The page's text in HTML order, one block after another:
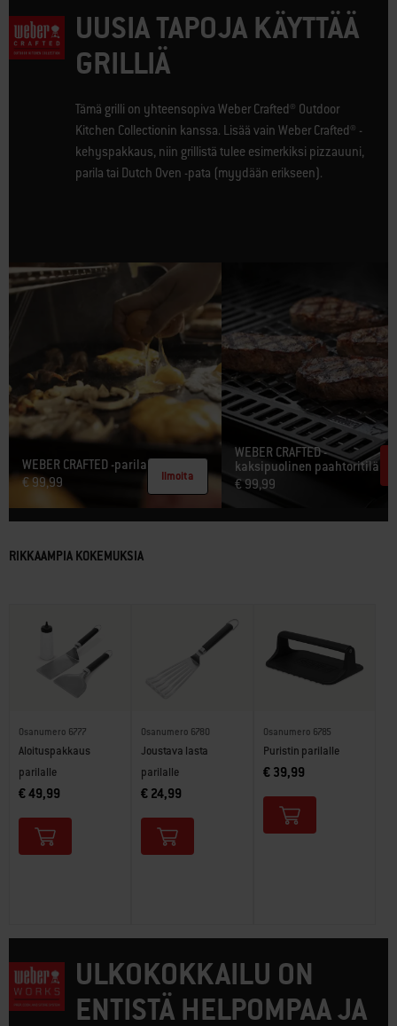
UUSIA TAPOJA KÄYTTÄÄ
GRILLIÄ
Tämä grilli on yhteensopiva Weber Crafted® Outdoor
Kitchen Collectionin kanssa. Lisää vain Weber Crafted® -
kehyspakkaus, niin grillistä tulee esimerkiksi pizzauuni,
parila tai Dutch Oven -pata (myydään erikseen).
WEBER CRAFTED -parila​
€ 99,99
Ilmoita
WEBER CRAFTED -
kaksipuolinen paahtoritilä​
€ 99,99
RIKKAAMPIA KOKEMUKSIA
Osanumero 6777
Aloituspakkaus
parilalle
€ 49,99
Osanumero 6780
Joustava lasta
parilalle
€ 24,99
Osanumero 6785
Puristin parilalle
€ 39,99
ULKOKOKKAILU ON
ENTISTÄ HELPOMPAA JA